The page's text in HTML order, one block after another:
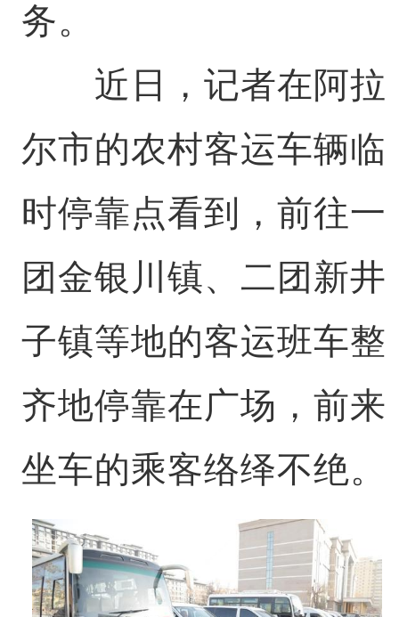
务。
近日，记者在阿拉
尔市的农村客运车辆临
时停靠点看到，前往一
团金银川镇、二团新井
子镇等地的客运班车整
齐地停靠在广场，前来
坐车的乘客络绎不绝。